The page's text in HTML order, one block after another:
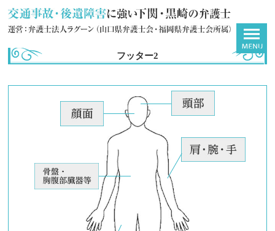
フッター2